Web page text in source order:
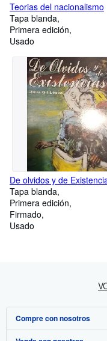
Teorias del nacionalismo
Tapa blanda
Primera edición
Usado
De olvidos y de
Tapa blanda
Primera edición
Firmado
Usado
Compre con nosotros